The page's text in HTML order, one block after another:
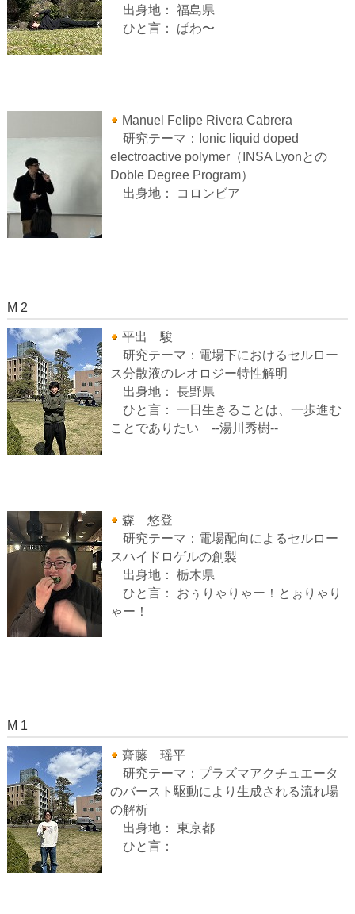
出身地： 福島県
ひと言： ぱわ〜
Manuel Felipe Rivera Cabrera
研究テーマ：Ionic liquid doped
electroactive polymer（INSA Lyonとの
Doble Degree Program）
出身地： コロンビア
M 2
平出 駿
研究テーマ：電場下におけるセルロー
ス分散液のレオロジー特性解明
出身地： 長野県
ひと言： 一日生きることは、一歩進む
ことでありたい --湯川秀樹--
森 悠登
研究テーマ：電場配向によるセルロー
スハイドロゲルの創製
出身地： 栃木県
ひと言： おぅりゃりゃー！とぉりゃり
ゃー！
M 1
齋藤 瑶平
研究テーマ：プラズマアクチュエータ
のバースト駆動により生成される流れ場
の解析
出身地： 東京都
ひと言：